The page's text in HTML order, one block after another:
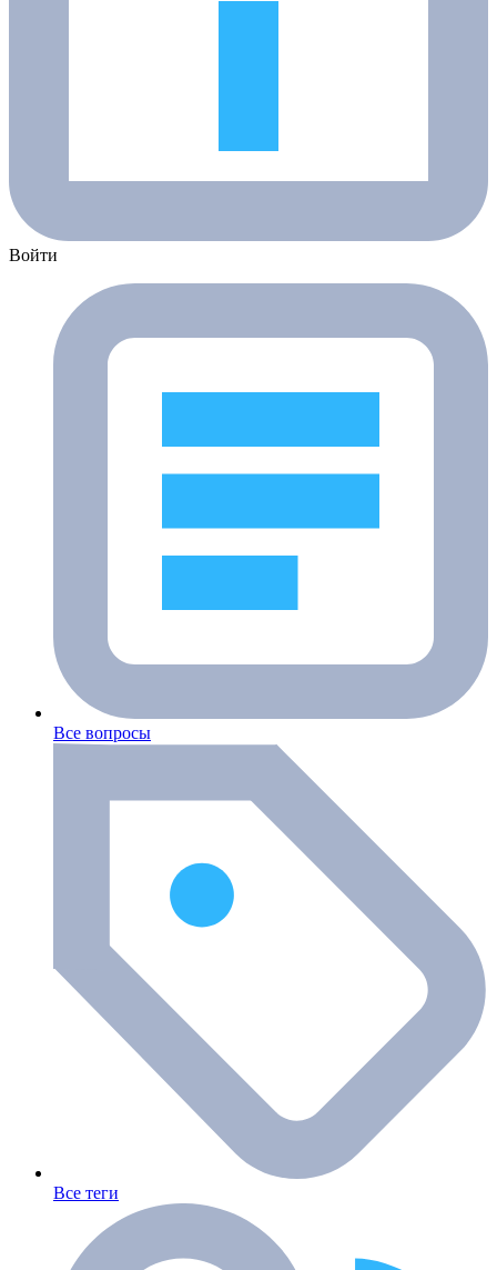
Войти
Все вопросы
Все теги